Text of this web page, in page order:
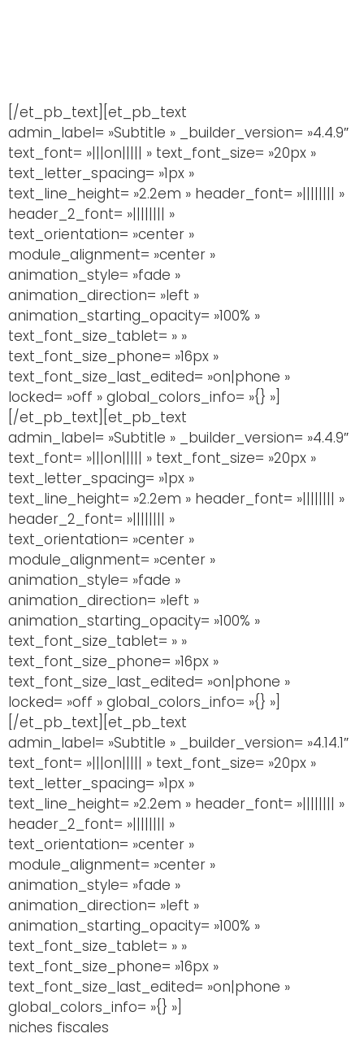
[/et_pb_text][et_pb_text
admin_label= »Subtitle » _builder_version= »4.4.9″
text_font= »|||on||||| » text_font_size= »20px »
text_letter_spacing= »1px »
text_line_height= »2.2em » header_font= »|||||||| »
header_2_font= »|||||||| »
text_orientation= »center »
module_alignment= »center »
animation_style= »fade »
animation_direction= »left »
animation_starting_opacity= »100% »
text_font_size_tablet= » »
text_font_size_phone= »16px »
text_font_size_last_edited= »on|phone »
locked= »off » global_colors_info= »{} »]
[/et_pb_text][et_pb_text
admin_label= »Subtitle » _builder_version= »4.4.9″
text_font= »|||on||||| » text_font_size= »20px »
text_letter_spacing= »1px »
text_line_height= »2.2em » header_font= »|||||||| »
header_2_font= »|||||||| »
text_orientation= »center »
module_alignment= »center »
animation_style= »fade »
animation_direction= »left »
animation_starting_opacity= »100% »
text_font_size_tablet= » »
text_font_size_phone= »16px »
text_font_size_last_edited= »on|phone »
locked= »off » global_colors_info= »{} »]
[/et_pb_text][et_pb_text
admin_label= »Subtitle » _builder_version= »4.14.1″
text_font= »|||on||||| » text_font_size= »20px »
text_letter_spacing= »1px »
text_line_height= »2.2em » header_font= »|||||||| »
header_2_font= »|||||||| »
text_orientation= »center »
module_alignment= »center »
animation_style= »fade »
animation_direction= »left »
animation_starting_opacity= »100% »
text_font_size_tablet= » »
text_font_size_phone= »16px »
text_font_size_last_edited= »on|phone »
global_colors_info= »{} »]
niches fiscales